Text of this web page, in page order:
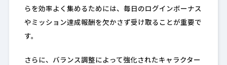
らを効率よく集めるためには、毎日のログインボーナス
やミッション達成報酬を欠かさず受け取ることが重要で
す。
さらに、バランス調整によって強化されたキャラクター